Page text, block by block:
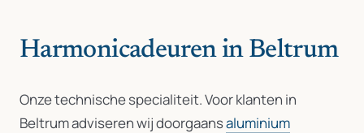
Harmonicadeuren in Beltrum
Onze technische specialiteit. Voor klanten in
Beltrum adviseren wij doorgaansaluminium